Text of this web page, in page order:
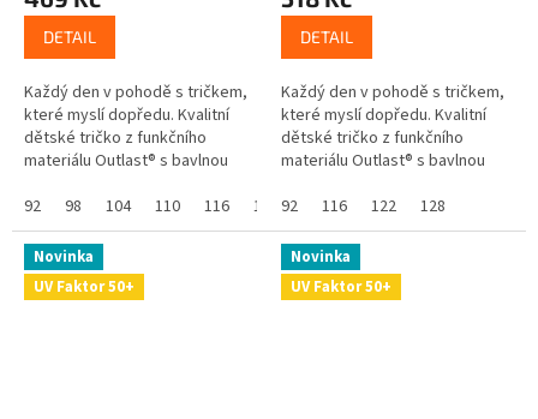
DETAIL
Každý den v pohodě s tričkem,
které myslí dopředu. Kvalitní
dětské tričko z funkčního
materiálu Outlast® s bavlnou
teplotu a postará se o komfort
v...
92 98 104 110 116 122 128
DETAIL
Každý den v pohodě s tričkem,
které myslí dopředu. Kvalitní
dětské tričko z funkčního
materiálu Outlast® s bavlnou
teplotu a postará se o komfort
v...
92 116 122 128
Novinka
UV Faktor 50+
Novinka
UV Faktor 50+